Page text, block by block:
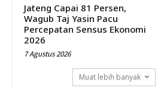
Jateng Capai 81 Persen,
Wagub Taj Yasin Pacu
Percepatan Sensus Ekonomi
2026
7 Agustus 2026
Muat lebih banyak